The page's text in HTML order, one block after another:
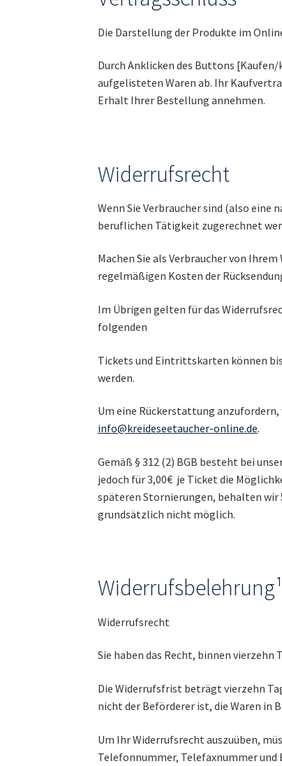
Die Darstellung der Produkte im
Durch Anklicken des Buttons
aufgelisteten Waren ab. Ihr
Erhalt Ihrer Bestellung annehmen.
Widerrufsrecht
Wenn Sie Verbraucher sind (also
beruflichen Tätigkeit zugerechnet
Machen Sie als Verbraucher von
regelmäßigen Kosten der
Im Übrigen gelten für das
folgenden
Tickets und Eintrittskarten können
werden.
Um eine Rückerstattung
info@kreideseetaucher-online.de.
Gemäß § 312 (2) BGB besteht bei
jedoch für 3,00€ je Ticket die
späteren Stornierungen, behalten wir
grundsätzlich nicht möglich.
Widerrufsbelehrung¹
Widerrufsrecht
Sie haben das Recht, binnen vierzehn
Die Widerrufsfrist beträgt vierzehn
nicht der Beförderer ist, die Waren in
Um Ihr Widerrufsrecht auszuüben,
Telefonnummer, Telefaxnummer